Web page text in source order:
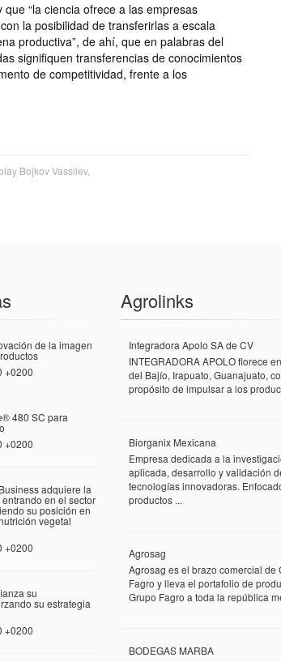
“la ciencia ofrece a las empresas
la posibilidad de transferirlas a escala
productiva”, de ahí, que en palabras del
signifiquen transferencias de conocimientos
de competitividad, frente a los
Bojkov Vassilev,
de la imagen
+0200
480 SC para
+0200
adquiere la
en el sector
su posición en
vegetal
+0200
su
su estrategia
+0200
Agrolinks
Integradora Apolo SA de CV
INTEGRADORA APOLO florece
del Bajío, Irapuato, Guanajuato,
propósito de impulsar a los
Biorganix Mexicana
Empresa dedicada a la
aplicada, desarrollo y validación
tecnologías innovadoras.
productos ...
Agrosag
Agrosag es el brazo comercial de
Fagro y lleva el portafolio de
Grupo Fagro a toda la república
BODEGAS MARBA